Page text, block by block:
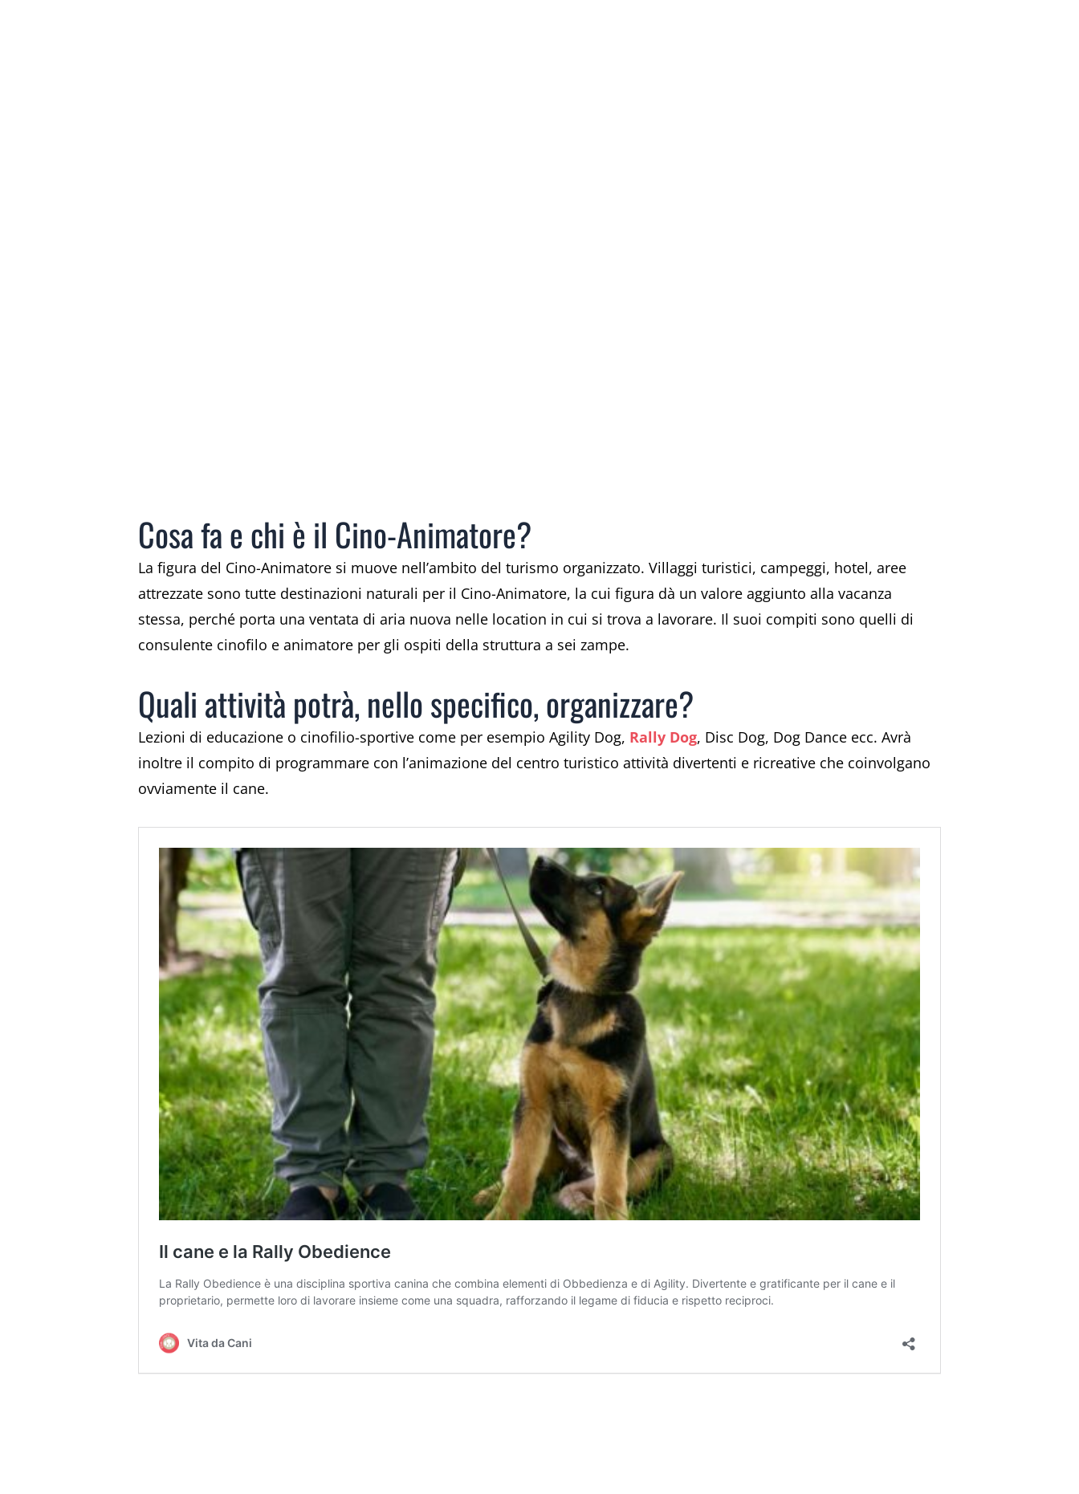
Cosa fa e chi è il Cino-Animatore?
La figura del Cino-Animatore si muove nell’ambito del turismo organizzato. Villaggi turistici, campeggi, hotel, aree
attrezzate sono tutte destinazioni naturali per il Cino-Animatore, la cui figura dà un valore aggiunto alla vacanza
stessa, perché porta una ventata di aria nuova nelle location in cui si trova a lavorare. Il suoi compiti sono quelli di
consulente cinofilo e animatore per gli ospiti della struttura a sei zampe.
Quali attività potrà, nello specifico, organizzare?
Lezioni di educazione o cinofilio-sportive come per esempio Agility Dog, Rally Dog, Disc Dog, Dog Dance ecc. Avrà
inoltre il compito di programmare con l’animazione del centro turistico attività divertenti e ricreative che coinvolgano
ovviamente il cane.